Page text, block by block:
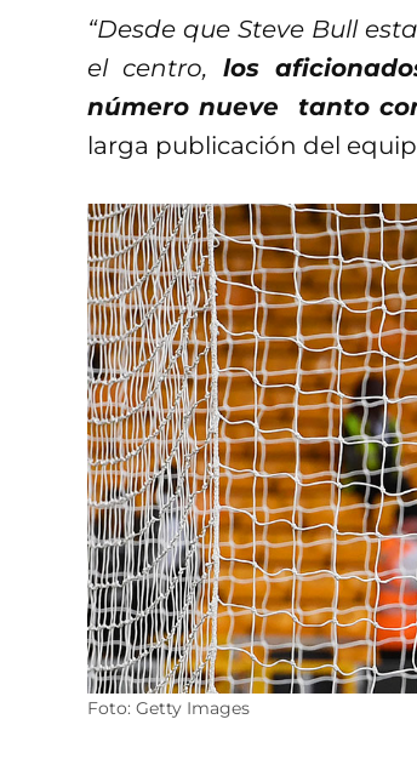
“Desde que Steve Bull
el centro, los
número nueve tanto
larga publicación del
Foto: Getty Images